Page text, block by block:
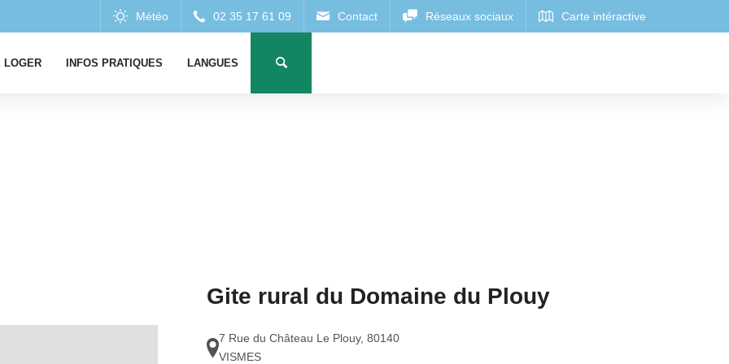
LOGER INFOS PRATIQUES LANGUES
Gite rural du Domaine du Plouy
7 Rue du Château Le Plouy, 80140
VISMES